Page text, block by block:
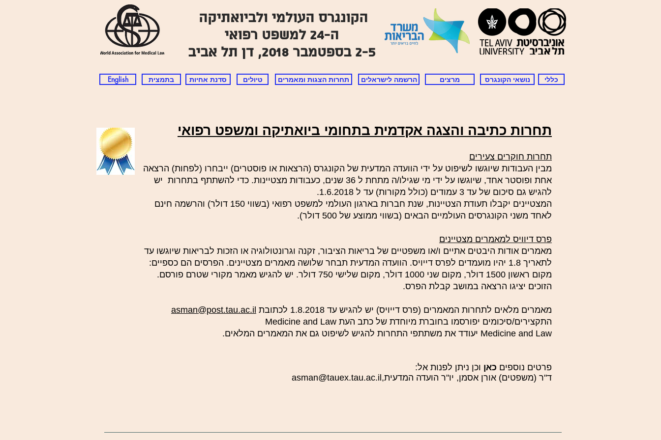
ה-24 למשפט רפואי
2-5 בספטמבר 2018, דן תל אביב
English בתמצית סדנת אחיות טיולים תחרות הצגות ומאמרים הרשמה לישראלים מרצים נושאי הקונגרס כללי
תחרות כתיבה והצגה אקדמית בתחומי ביואתיקה ומשפט רפואי
תחרות חוקרים צעירים
מבין העבודות שיוגשו לשיפוט על ידי הוועדה המדעית של הקונגרס (הרצאות או פוסטרים) ייבחרו (לפחות) הרצאה
אחת ופוסטר אחד, שיוגשו על ידי מי שגילו/ה מתחת ל 36 שנים, כעבודות מצטיינות. כדי להשתתף בתחרות יש
להגיש גם סיכום של עד 3 עמודים (כולל מקורות) עד ל 1.6.2018.
המצטיינים יקבלו תעודת הצטיינות, שנת חברות בארגון העולמי למשפט רפואי (בשווי 150 דולר) והרשמה חינם
לאחד משני הקונגרסים העולמיים הבאים (בשווי ממוצע של 500 דולר).
פרס דיוויס למאמרים מצטיינים
מאמרים אודות היבטים אתיים ו/או משפטיים של בריאות הציבור, זקנה וגרונטולוגיה או הזכות לבריאות שיוגשו עד
לתאריך 1.8 יהיו מועמדים לפרס דייויס. הוועדה המדעית תבחר שלושה מאמרים מצטיינים. הפרסים הם כספיים:
מקום ראשון 1500 דולר, מקום שני 1000 דולר, מקום שלישי 750 דולר. יש להגיש מאמר מקורי שטרם פורסם.
הזוכים יציגו הרצאה במושב קבלת הפרס.
מאמרים מלאים לתחרות המאמרים (פרס דייויס) יש להגיש עד 1.8.2018 לכתובת
asman@post.tau.ac.il
התקצירים/סיכומים יפורסמו בחוברת מיוחדת של כתב העת Medicine and Law
Medicine and Law יעודד את משתתפי התחרות להגיש לשיפוט גם את המאמרים המלאים.
פרטים נוספים כאן וכן ניתן לפנות אל:
ד"ר (משפטים) אורן אסמן, יו"ר הועדה המדעית, asman@tauex.tau.ac.il